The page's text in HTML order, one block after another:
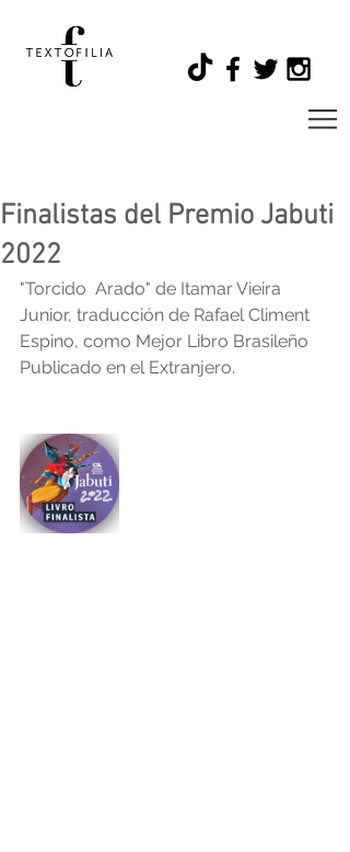
Finalistas del Premio Jabuti
2022
"Torcido  Arado" de Itamar Vieira
Junior, traducción de Rafael Climent
Espino, como Mejor Libro Brasileño
Publicado en el Extranjero.